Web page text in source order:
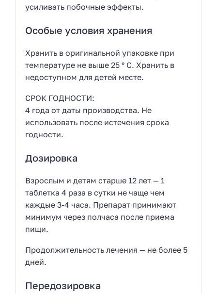
усиливать побочные эффекты.
Особые условия хранения
Хранить в оригинальной упаковке при
температуре не выше 25 ° С. Хранить в
недоступном для детей месте.
СРОК ГОДНОСТИ:
4 года от даты производства. Не
использовать после истечения срока
годности.
Дозировка
Взрослым и детям старше 12 лет — 1
таблетка 4 раза в сутки не чаще чем
каждые 3-4 часа. Препарат принимают
минимум через полчаса после приема
пищи.
Продолжительность лечения — не более 5
дней.
Передозировка